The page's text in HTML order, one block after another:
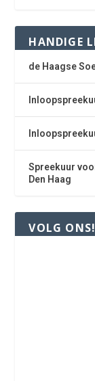
HANDIGE
de Haagse
Spreekuur
Den Haag
VOLG ONS!